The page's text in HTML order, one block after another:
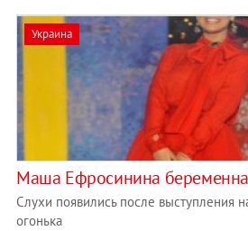
Украина
Маша Ефросинина
Слухи появились после выступления
огонька